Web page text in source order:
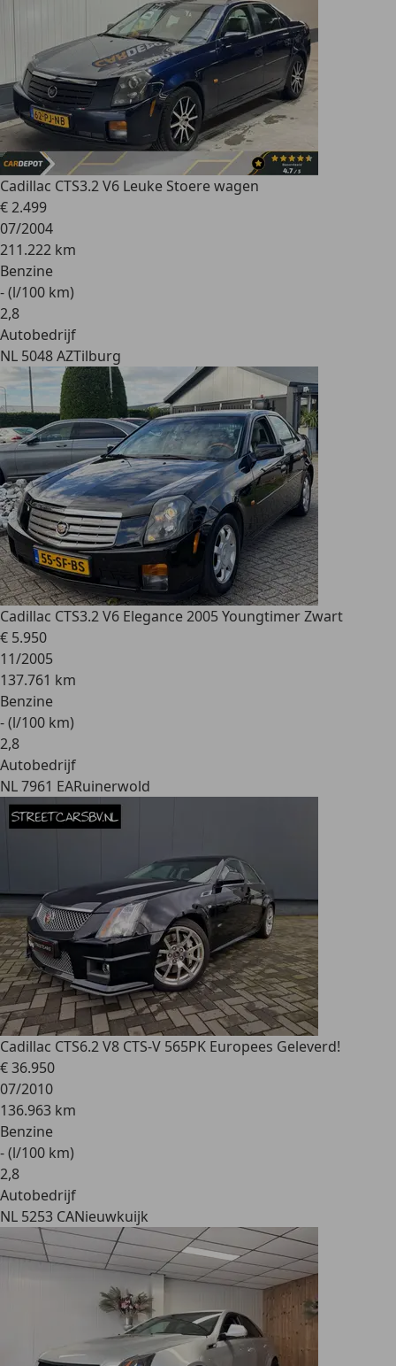
Cadillac CTS3.2 V6 Leuke Stoere wagen
€ 2.499
07/2004
211.222 km
Benzine
- (l/100 km)
2,8
Autobedrijf
NL 5048 AZTilburg
Cadillac CTS3.2 V6 Elegance 2005 Youngtimer Zwart
€ 5.950
11/2005
137.761 km
Benzine
- (l/100 km)
2,8
Autobedrijf
NL 7961 EARuinerwold
Cadillac CTS6.2 V8 CTS-V 565PK Europees Geleverd!
€ 36.950
07/2010
136.963 km
Benzine
- (l/100 km)
2,8
Autobedrijf
NL 5253 CANieuwkuijk